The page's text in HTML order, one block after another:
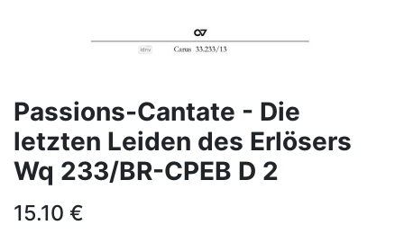
Passions-Cantate - Die
letzten Leiden des Erlösers
Wq 233/BR-CPEB D 2
15.10 €